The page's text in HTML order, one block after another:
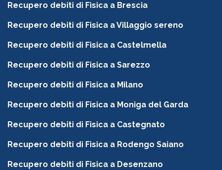
Recupero debiti di Fisica a Brescia
Recupero debiti di Fisica a Villaggio sereno
Recupero debiti di Fisica a Castelmella
Recupero debiti di Fisica a Sarezzo
Recupero debiti di Fisica a Milano
Recupero debiti di Fisica a Moniga del Garda
Recupero debiti di Fisica a Castegnato
Recupero debiti di Fisica a Rodengo Saiano
Recupero debiti di Fisica a Desenzano